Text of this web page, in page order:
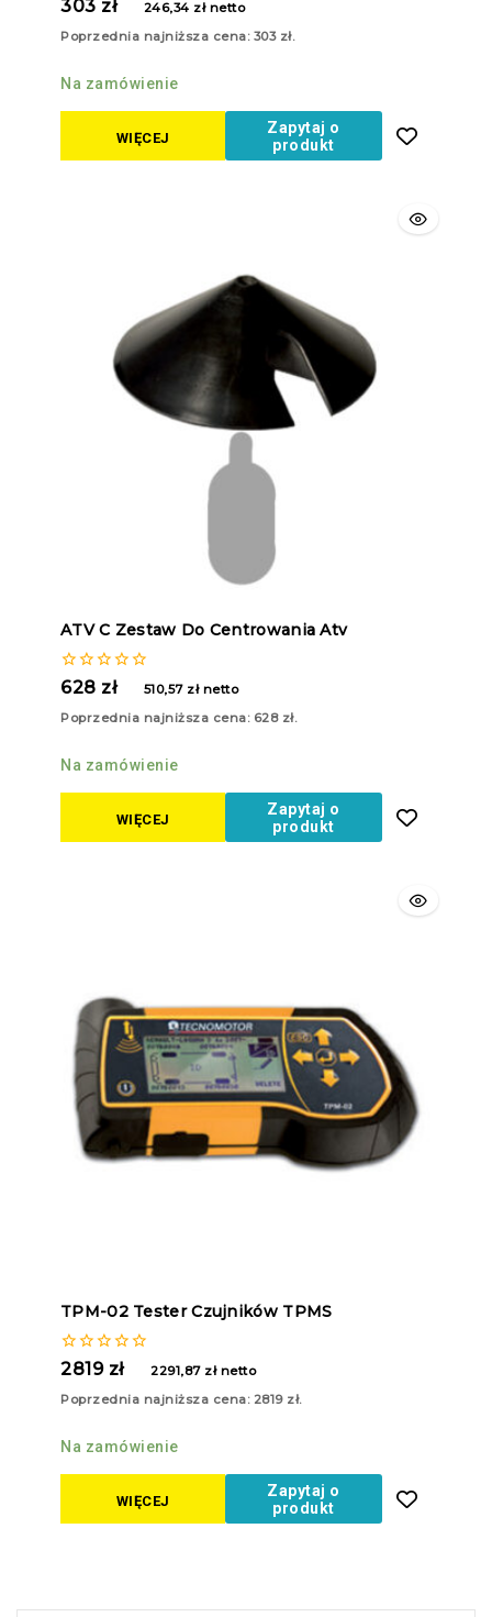
5
303 zł 246,34 złnetto
Poprzednia najniższa cena: 303 zł.
Na zamówienie
WIĘCEJ
Zapytaj o
produkt
ATV C Zestaw Do Centrowania Atv
0
5
628 zł 510,57 złnetto
Poprzednia najniższa cena: 628 zł.
Na zamówienie
WIĘCEJ
Zapytaj o
produkt
TPM-02 Tester Czujników TPMS
0
5
2819 zł 2291,87 złnetto
Poprzednia najniższa cena: 2819 zł.
Na zamówienie
WIĘCEJ
Zapytaj o
produkt